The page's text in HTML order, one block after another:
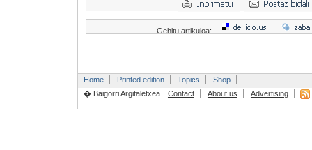
Gehitu artikuloa:
Home Printed edition Topics
Shop
� Baigorri Argitaletxea
Contact About us Advertising